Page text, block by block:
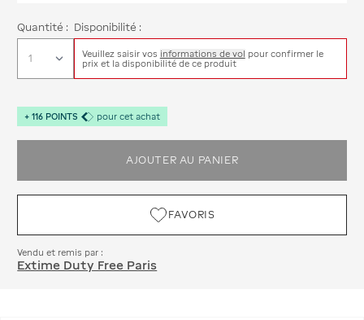
Quantité : Disponibilité :
Veuillez saisir vos informations de vol pour confirmer le
prix et la disponibilité de ce produit
+ 116 POINTS pour cet achat
AJOUTER AU PANIER
FAVORIS
Vendu et remis par :
Extime Duty Free Paris